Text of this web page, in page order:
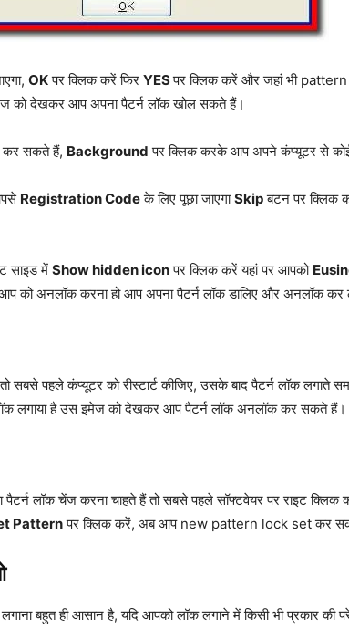
OKपर क्लिक करें फिर YESपर क्लिक करें और जहां भी
को देखकर आप अपना पैटर्न लॉक खोल सकते हैं।
कर सकते हैं, Background पर क्लिक करके आप अपने कंप्यूटर से
Registration Codeके लिए पूछा जाएगाSkipबटन पर क्लिक
साइड में Show hidden iconपर क्लिक करें यहां पर आपको
को अनलॉक करना हो आप अपना पैटर्न लॉक डालिए और अनलॉक कर
सबसे पहले कंप्यूटर को रीस्टार्ट कीजिए, उसके बाद पैटर्न लॉक लगाते
लगाया है उस इमेज को देखकर आप पैटर्न लॉक अनलॉक कर सकते हैं।
लॉक चेंज करना चाहते हैं तो सबसे पहले सॉफ्टवेयर पर राइट क्लिक
Patternपर क्लिक करें, अब आप new pattern lock set कर
बहुत ही आसान है, यदि आपको लॉक लगाने में किसी भी प्रकार की